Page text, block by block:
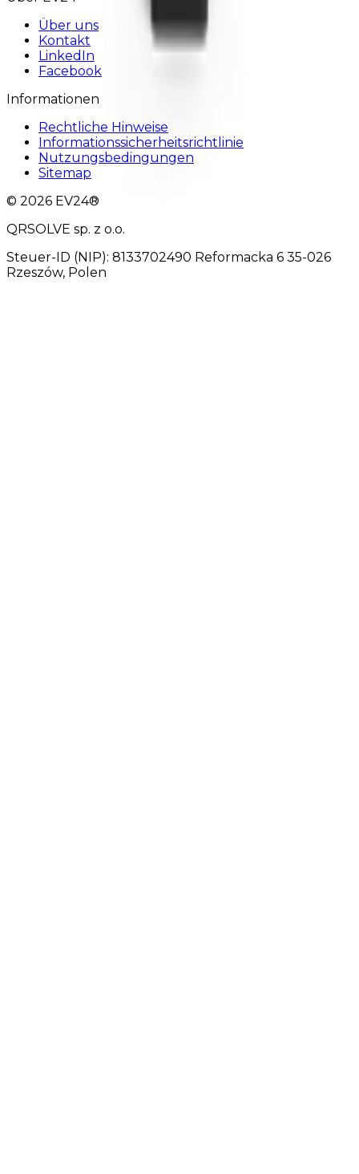
Über uns
Kontakt
LinkedIn
Facebook
Informationen
Rechtliche Hinweise
Informationssicherheitsrichtlinie
Nutzungsbedingungen
Sitemap
© 2026 EV24®
QRSOLVE sp. z o.o.
Steuer-ID (NIP): 8133702490 Reformacka 6 35-026
Rzeszów, Polen